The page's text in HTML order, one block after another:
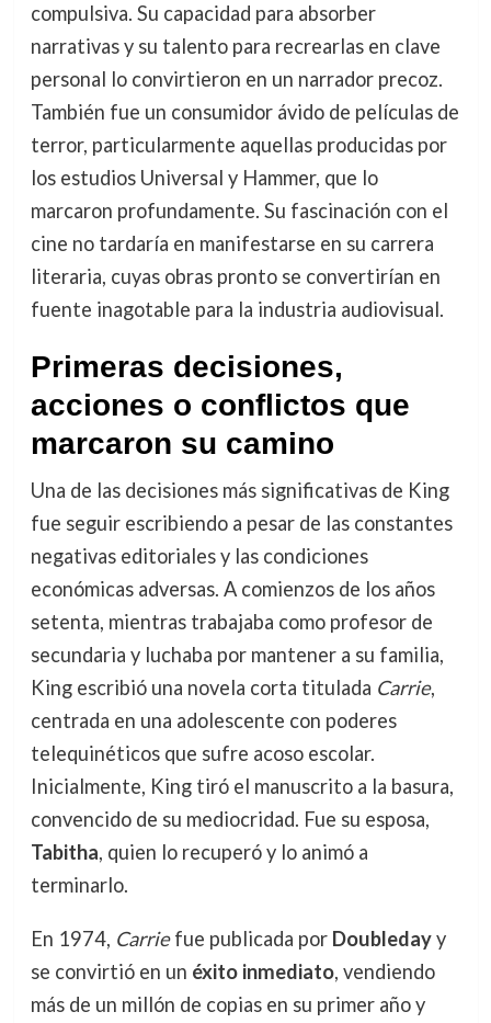
compulsiva. Su capacidad para absorber
narrativas y su talento para recrearlas en clave
personal lo convirtieron en un narrador precoz.
También fue un consumidor ávido de películas de
terror, particularmente aquellas producidas por
los estudios Universal y Hammer, que lo
marcaron profundamente. Su fascinación con el
cine no tardaría en manifestarse en su carrera
literaria, cuyas obras pronto se convertirían en
fuente inagotable para la industria audiovisual.
Primeras decisiones,
acciones o conflictos que
marcaron su camino
Una de las decisiones más significativas de King
fue seguir escribiendo a pesar de las constantes
negativas editoriales y las condiciones
económicas adversas. A comienzos de los años
setenta, mientras trabajaba como profesor de
secundaria y luchaba por mantener a su familia,
King escribió una novela corta titulada Carrie,
centrada en una adolescente con poderes
telequinéticos que sufre acoso escolar.
Inicialmente, King tiró el manuscrito a la basura,
convencido de su mediocridad. Fue su esposa,
Tabitha, quien lo recuperó y lo animó a
terminarlo.
En 1974, Carriefue publicada por Doubledayy
se convirtió en un éxito inmediato, vendiendo
más de un millón de copias en su primer año y